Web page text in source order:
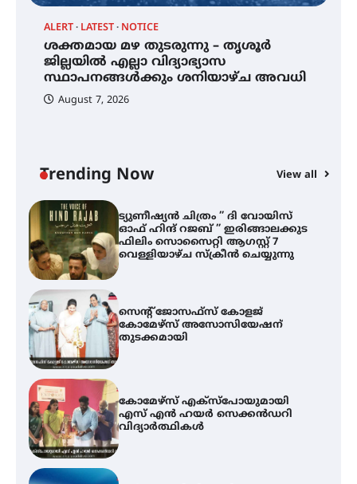
ALERT LATEST NOTICE
ശക്തമായ മഴ തുടരുന്നു – തൃശൂർ
ജില്ലയിൽ എല്ലാ വിദ്യാഭ്യാസ
സ്ഥാപനങ്ങൾക്കും ശനിയാഴ്ച അവധി
August 7, 2026
Trending Now View all
ശക്തമായ മഴ തുടരുന്നു – തൃശൂർ
ജില്ലയിൽ എല്ലാ വിദ്യാഭ്യാസ
സ്ഥാപനങ്ങൾക്കും ശനിയാഴ്ച
അവധി
ട്യുണീഷ്യൻ ചിത്രം ” ദി വോയിസ്
ഓഫ് ഹിന്ദ് റജബ് ” ഇരിങ്ങാലക്കുട
ഫിലിം സൊസൈറ്റി ആഗസ്റ്റ് 7
വെള്ളിയാഴ്ച സ്‌ക്രീൻ ചെയ്യുന്നു
സെന്റ് ജോസഫ്സ് കോളജ്
കോമേഴ്‌സ് അസോസിയേഷന്
തുടക്കമായി
കോമേഴ്സ് എക്സ്പോയുമായി
എസ് എൻ ഹയർ സെക്കൻഡറി
വിദ്യാർത്ഥികൾ